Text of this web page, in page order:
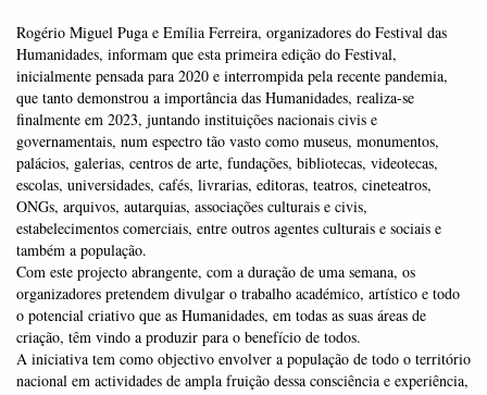
Rogério Miguel Puga e Emília Ferreira, organizadores do Festival das
Humanidades, informam que esta primeira edição do Festival,
inicialmente pensada para 2020 e interrompida pela recente pandemia,
que tanto demonstrou a importância das Humanidades, realiza-se
finalmente em 2023, juntando instituições nacionais civis e
governamentais, num espectro tão vasto como museus, monumentos,
palácios, galerias, centros de arte, fundações, bibliotecas, videotecas,
escolas, universidades, cafés, livrarias, editoras, teatros, cineteatros,
ONGs, arquivos, autarquias, associações culturais e civis,
estabelecimentos comerciais, entre outros agentes culturais e sociais e
também a população.
Com este projecto abrangente, com a duração de uma semana, os
organizadores pretendem divulgar o trabalho académico, artístico e todo
o potencial criativo que as Humanidades, em todas as suas áreas de
criação, têm vindo a produzir para o benefício de todos.
A iniciativa tem como objectivo envolver a população de todo o território
nacional em actividades de ampla fruição dessa consciência e experiência,